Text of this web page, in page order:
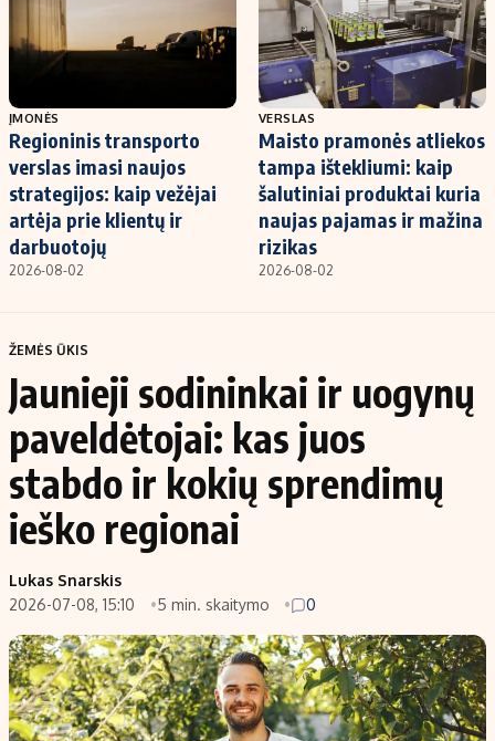
ĮMONĖS
Regioninis transporto
verslas imasi naujos
strategijos: kaip vežėjai
artėja prie klientų ir
darbuotojų
2026-08-02
VERSLAS
Maisto pramonės atliekos
tampa ištekliumi: kaip
šalutiniai produktai kuria
naujas pajamas ir mažina
rizikas
2026-08-02
ŽEMĖS ŪKIS
Jaunieji sodininkai ir uogynų
paveldėtojai: kas juos
stabdo ir kokių sprendimų
ieško regionai
Lukas Snarskis
2026-07-08, 15:10
5 min. skaitymo 0